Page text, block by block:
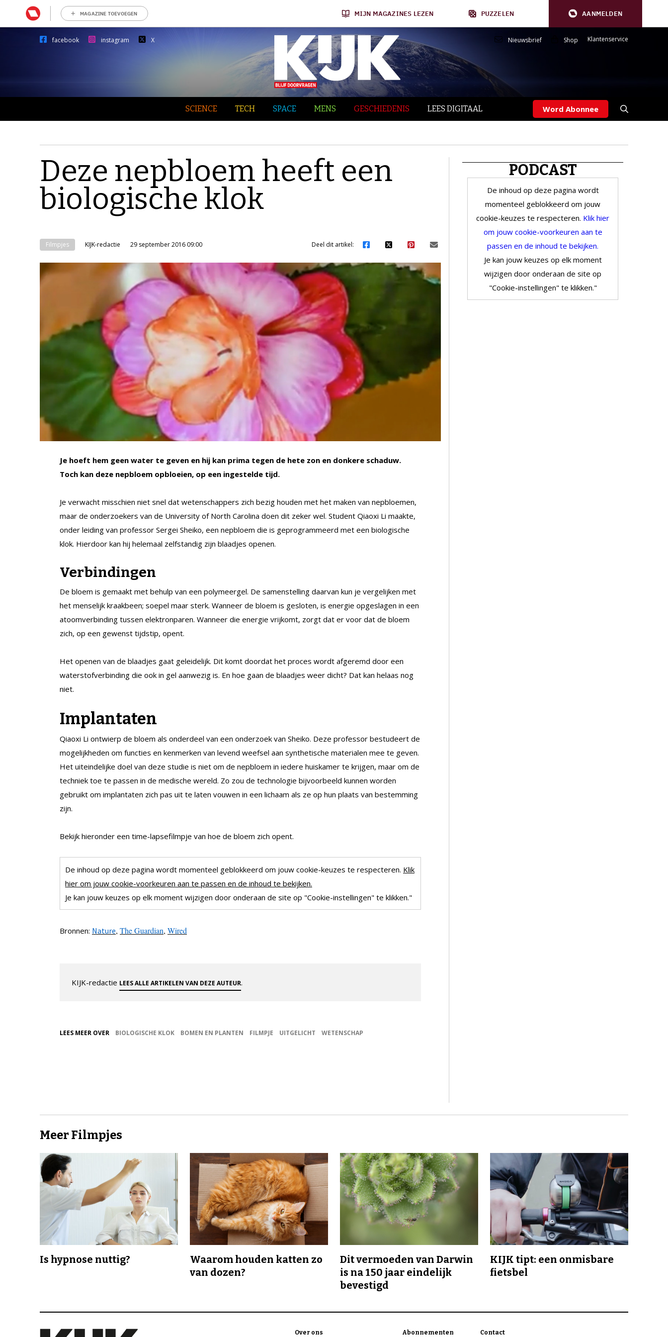
MAGAZINE TOEVOEGEN MIJN MAGAZINES LEZEN PUZZELEN AANMELDEN
facebook instagram X Nieuwsbrief Shop Klantenservice
SCIENCE TECH SPACE MENS GESCHIEDENIS LEES DIGITAAL Word Abonnee
Deze nepbloem heeft een
biologische klok
Filmpjes KIJK-redactie 29 september 2016 09:00 Deel dit artikel:
Je hoeft hem geen water te geven en hij kan prima tegen de hete zon en donkere schaduw.
Toch kan deze nepbloem opbloeien, op een ingestelde tijd.
Je verwacht misschien niet snel dat wetenschappers zich bezig houden met het maken van nepbloemen,
maar de onderzoekers van de University of North Carolina doen dit zeker wel. Student Qiaoxi Li maakte,
onder leiding van professor Sergei Sheiko, een nepbloem die is geprogrammeerd met een biologische
klok. Hierdoor kan hij helemaal zelfstandig zijn blaadjes openen.
Verbindingen
De bloem is gemaakt met behulp van een polymeergel. De samenstelling daarvan kun je vergelijken met
het menselijk kraakbeen; soepel maar sterk. Wanneer de bloem is gesloten, is energie opgeslagen in een
atoomverbinding tussen elektronparen. Wanneer die energie vrijkomt, zorgt dat er voor dat de bloem
zich, op een gewenst tijdstip, opent.
Het openen van de blaadjes gaat geleidelijk. Dit komt doordat het proces wordt afgeremd door een
waterstofverbinding die ook in gel aanwezig is. En hoe gaan de blaadjes weer dicht? Dat kan helaas nog
niet.
Implantaten
Qiaoxi Li ontwierp de bloem als onderdeel van een onderzoek van Sheiko. Deze professor bestudeert de
mogelijkheden om functies en kenmerken van levend weefsel aan synthetische materialen mee te geven.
Het uiteindelijke doel van deze studie is niet om de nepbloem in iedere huiskamer te krijgen, maar om de
techniek toe te passen in de medische wereld. Zo zou de technologie bijvoorbeeld kunnen worden
gebruikt om implantaten zich pas uit te laten vouwen in een lichaam als ze op hun plaats van bestemming
zijn.
Bekijk hieronder een time-lapsefilmpje van hoe de bloem zich opent.
De inhoud op deze pagina wordt momenteel geblokkeerd om jouw cookie-keuzes te respecteren. Klik
hier om jouw cookie-voorkeuren aan te passen en de inhoud te bekijken.
Je kan jouw keuzes op elk moment wijzigen door onderaan de site op "Cookie-instellingen" te klikken."
Bronnen: Nature, The Guardian, Wired
KIJK-redactie LEES ALLE ARTIKELEN VAN DEZE AUTEUR.
LEES MEER OVER BIOLOGISCHE KLOK BOMEN EN PLANTEN FILMPJE UITGELICHT WETENSCHAP
PODCAST
De inhoud op deze pagina wordt
momenteel geblokkeerd om jouw
cookie-keuzes te respecteren. Klik hier
om jouw cookie-voorkeuren aan te
passen en de inhoud te bekijken.
Je kan jouw keuzes op elk moment
wijzigen door onderaan de site op
"Cookie-instellingen" te klikken."
Meer Filmpjes
Is hypnose nuttig?
Waarom houden katten zo
van dozen?
Dit vermoeden van Darwin
is na 150 jaar eindelijk
bevestigd
KIJK tipt: een onmisbare
fietsbel
Over ons Abonnementen Contact